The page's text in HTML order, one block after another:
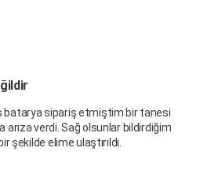
batarya sipariş etmiştim bir tanesi
arıza verdi. Sağ olsunlar bildirdiğim
şekilde elime ulaştırıldı.